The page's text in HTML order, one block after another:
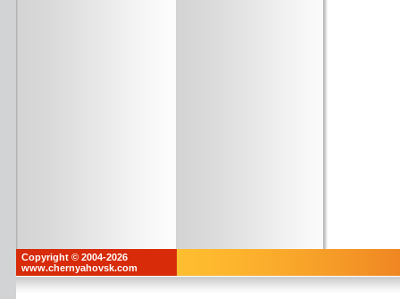
Copyright © 2004-2026
www.chernyahovsk.com